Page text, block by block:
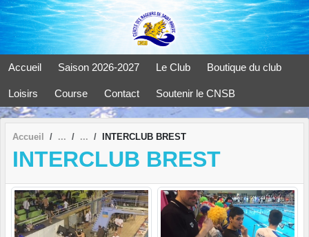
Accueil Saison 2026-2027 Le Club Boutique du club
Loisirs Course Contact Soutenir le CNSB
Accueil INTERCLUB BREST
INTERCLUB BREST
Panneau de gestion des cookies